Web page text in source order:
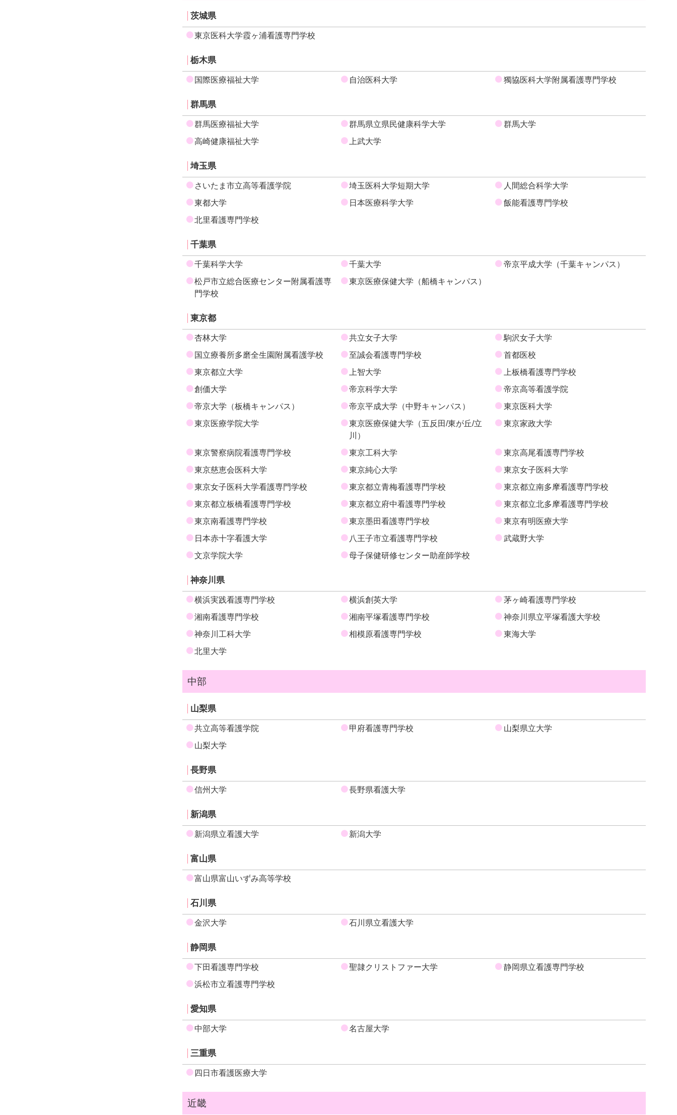
茨城県
東京医科大学霞ヶ浦看護専門学校
栃木県
国際医療福祉大学 自治医科大学 獨協医科大学附属看護専門学校
群馬県
群馬医療福祉大学 群馬県立県民健康科学大学
群馬大学
高崎健康福祉大学
上武大学
埼玉県
さいたま市立高等看護学院 埼玉医科大学短期大学
人間総合科学大学
東都大学
日本医療科学大学
飯能看護専門学校
北里看護専門学校
千葉県
千葉科学大学 千葉大学
帝京平成大学（千葉キャンパス）
松戸市立総合医療センター附属看護専
門学校
東京医療保健大学（船橋キャンパス）
東京都
杏林大学 共立女子大学
駒沢女子大学
国立療養所多磨全生園附属看護学校
至誠会看護専門学校
首都医校
東京都立大学
上智大学
上板橋看護専門学校
創価大学
帝京科学大学
帝京高等看護学院
帝京大学（板橋キャンパス）
帝京平成大学（中野キャンパス）
東京医科大学
東京医療学院大学
東京医療保健大学（五反田/東が丘/立
川）
東京家政大学
東京警察病院看護専門学校 東京工科大学
東京高尾看護専門学校
東京慈恵会医科大学
東京純心大学
東京女子医科大学
東京女子医科大学看護専門学校
東京都立青梅看護専門学校
東京都立南多摩看護専門学校
東京都立板橋看護専門学校
東京都立府中看護専門学校
東京都立北多摩看護専門学校
東京南看護専門学校
東京墨田看護専門学校
東京有明医療大学
日本赤十字看護大学
八王子市立看護専門学校
武蔵野大学
文京学院大学
母子保健研修センター助産師学校
神奈川県
横浜実践看護専門学校 横浜創英大学
茅ヶ崎看護専門学校
湘南看護専門学校
湘南平塚看護専門学校
神奈川県立平塚看護大学校
神奈川工科大学
相模原看護専門学校
東海大学
北里大学
中部
山梨県
共立高等看護学院 甲府看護専門学校
山梨県立大学
山梨大学
長野県
信州大学 長野県看護大学
新潟県
新潟県立看護大学 新潟大学
富山県
富山県富山いずみ高等学校
石川県
金沢大学 石川県立看護大学
静岡県
下田看護専門学校 聖隷クリストファー大学
静岡県立看護専門学校
浜松市立看護専門学校
愛知県
中部大学 名古屋大学
三重県
四日市看護医療大学
近畿